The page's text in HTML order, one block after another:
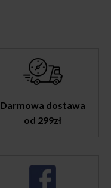
Darmowa dostawa
od 299zł